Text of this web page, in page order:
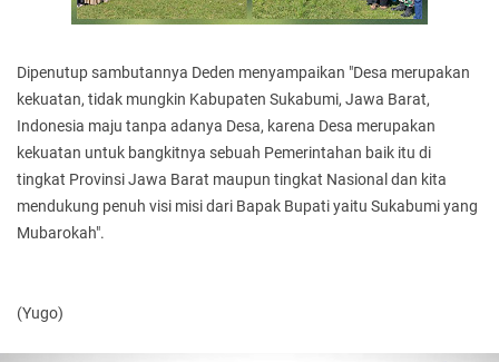
Dipenutup sambutannya Deden menyampaikan "Desa merupakan
kekuatan, tidak mungkin Kabupaten Sukabumi, Jawa Barat,
Indonesia maju tanpa adanya Desa, karena Desa merupakan
kekuatan untuk bangkitnya sebuah Pemerintahan baik itu di
tingkat Provinsi Jawa Barat maupun tingkat Nasional dan kita
mendukung penuh visi misi dari Bapak Bupati yaitu Sukabumi yang
Mubarokah".
(Yugo)